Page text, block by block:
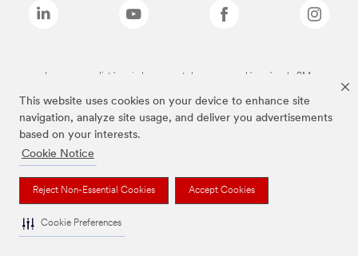
This website uses cookies on your device to enhance site
navigation, analyze site usage, and deliver you advertisements
based on your interests.
Cookie Notice
Reject Non-Essential Cookies Accept Cookies
Cookie Preferences
Les marques listées ci-dessus sont des marques déposées de 3M.